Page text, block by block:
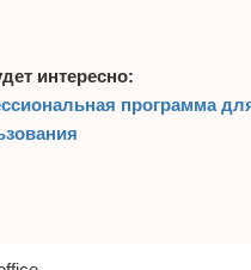
интересно:
программа